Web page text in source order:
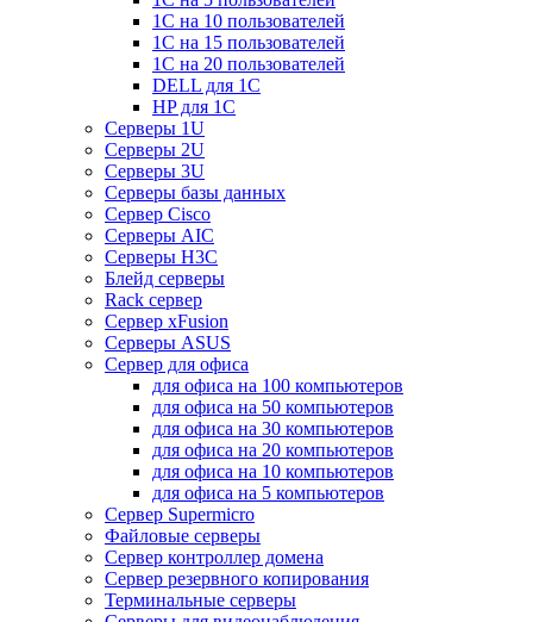
1С на 10 пользователей
1С на 15 пользователей
1С на 20 пользователей
DELL для 1С
HP для 1С
Серверы 1U
Серверы 2U
Серверы 3U
Серверы базы данных
Сервер Cisco
Серверы AIC
Серверы H3C
Блейд серверы
Rack сервер
Сервер xFusion
Серверы ASUS
Сервер для офиса
для офиса на 100 компьютеров
для офиса на 50 компьютеров
для офиса на 30 компьютеров
для офиса на 20 компьютеров
для офиса на 10 компьютеров
для офиса на 5 компьютеров
Сервер Supermicro
Файловые серверы
Сервер контроллер домена
Сервер резервного копирования
Терминальные серверы